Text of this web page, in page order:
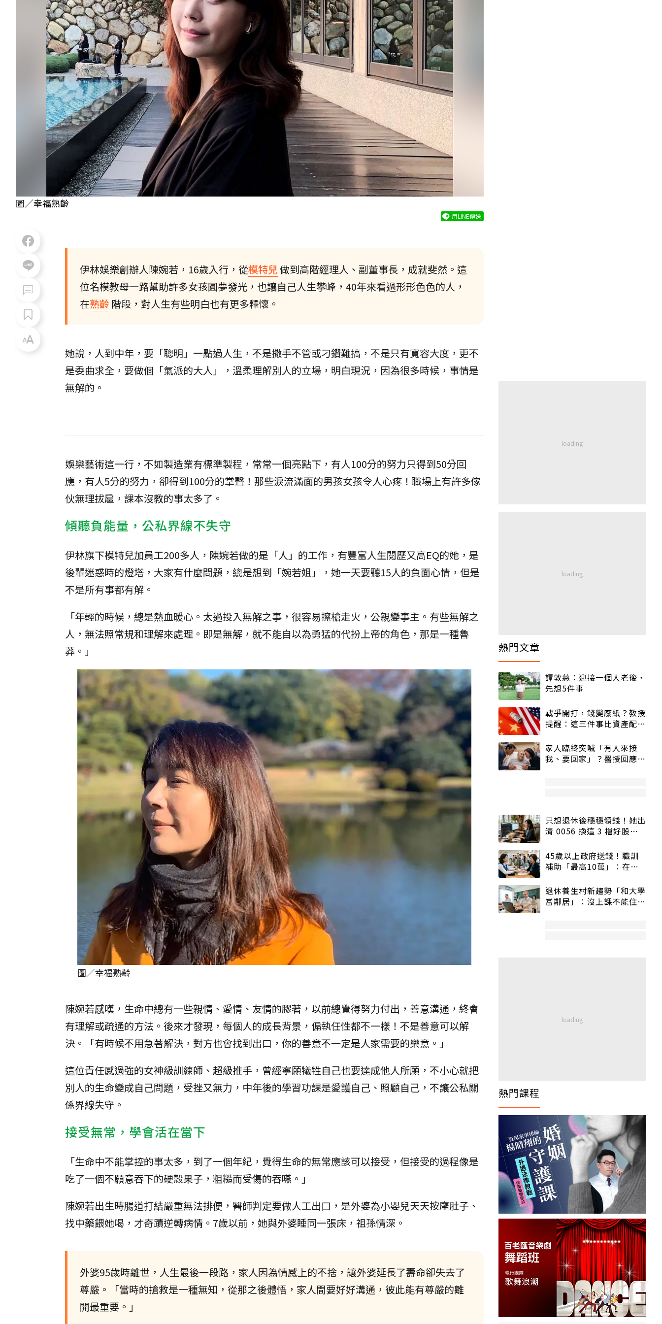
圖／幸福熟齡
用LINE傳送
伊林娛樂創辦人陳婉若，16歲入行，從模特兒做到高階經理人、副董事長，成就斐然。這
位名模教母一路幫助許多女孩圓夢發光，也讓自己人生攀峰，40年來看過形形色色的人，
在熟齡 階段，對人生有些明白也有更多釋懷。
她說，人到中年，要「聰明」一點過人生，不是撒手不管或刁鑽難搞，不是只有寬容大度，更不
是委曲求全，要做個「氣派的大人」，溫柔理解別人的立場，明白現況，因為很多時候，事情是
無解的。
娛樂藝術這一行，不如製造業有標準製程，常常一個亮點下，有人100分的努力只得到50分回
應，有人5分的努力，卻得到100分的掌聲！那些淚流滿面的男孩女孩令人心疼！職場上有許多傢
伙無理拔扈，課本沒教的事太多了。
傾聽負能量，公私界線不失守
伊林旗下模特兒加員工200多人，陳婉若做的是「人」的工作，有豐富人生閱歷又高EQ的她，是
後輩迷惑時的燈塔，大家有什麼問題，總是想到「婉若姐」，她一天要聽15人的負面心情，但是
不是所有事都有解。
「年輕的時候，總是熱血暖心。太過投入無解之事，很容易擦槍走火，公親變事主。有些無解之
人，無法照常規和理解來處理。即是無解，就不能自以為勇猛的代扮上帝的角色，那是一種魯
莽。」
圖／幸福熟齡
陳婉若感嘆，生命中總有一些親情、愛情、友情的膠著，以前總覺得努力付出，善意溝通，終會
有理解或疏通的方法。後來才發現，每個人的成長背景，偏執任性都不一樣！不是善意可以解
決。「有時候不用急著解決，對方也會找到出口，你的善意不一定是人家需要的樂意。」
這位責任感過強的女神級訓練師、超級推手，曾經寧願犧牲自己也要達成他人所願，不小心就把
別人的生命變成自己問題，受挫又無力，中年後的學習功課是愛護自己、照顧自己，不讓公私關
係界線失守。
接受無常，學會活在當下
「生命中不能掌控的事太多，到了一個年紀，覺得生命的無常應該可以接受，但接受的過程像是
吃了一個不願意吞下的硬殼果子，粗糙而受傷的吞嚥。」
陳婉若出生時腸道打結嚴重無法排便，醫師判定要做人工出口，是外婆為小嬰兒天天按摩肚子、
找中藥餵她喝，才奇蹟逆轉病情。7歲以前，她與外婆睡同一張床，祖孫情深。
外婆95歲時離世，人生最後一段路，家人因為情感上的不捨，讓外婆延長了壽命卻失去了
尊嚴。「當時的搶救是一種無知，從那之後體悟，家人間要好好溝通，彼此能有尊嚴的離
開最重要。」
熱門文章
譚敦慈：迎接一個人老後，
先想5件事
戰爭開打，錢變廢紙？教授
提醒：這三件事比資產配置
家人臨終突喊「有人來接
我、要回家」？醫授回應方
只想退休後穩穩領錢！她出
清 0056 換這 3 檔好股：
45歲以上政府送錢！職訓
補助「最高10萬」：在
退休養生村新趨勢「和大學
當鄰居」：沒上課不能住、
熱門課程